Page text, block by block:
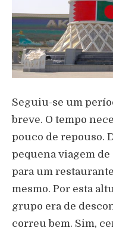
Seguiu-se um
breve. O tempo
pouco de repouso.
pequena viagem de
para um
mesmo. Por esta
grupo era de
correu bem. Sim,